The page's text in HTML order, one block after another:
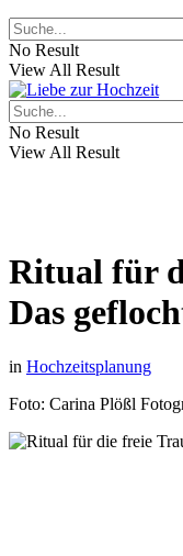
No Result
View All Result
No Result
View All Result
Ritual für
Das
in Hochzeitsplanung
Foto: Carina Plößl